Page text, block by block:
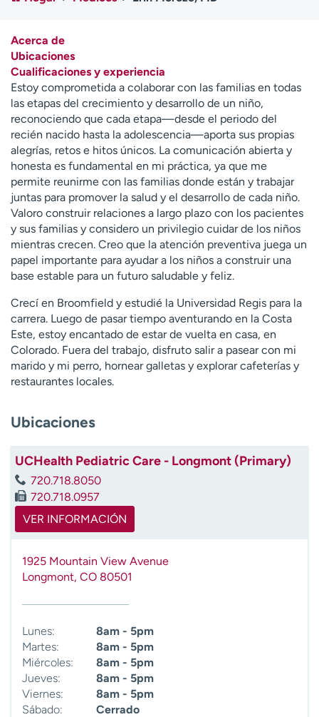
Ready. Set. CO.
Ensayos clínicos
Atención a medios de
comunicación
Contáctenos Noticias e historias
A
y
ú
d
a
m
e
a
e
n
c
o
n
t
r
a
r
Acerca de
Ubicaciones
Cualificaciones y experiencia
Estoy comprometida a colaborar con las familias en todas
las etapas del crecimiento y desarrollo de un niño,
reconociendo que cada etapa—desde el periodo del
recién nacido hasta la adolescencia—aporta sus propias
alegrías, retos e hitos únicos. La comunicación abierta y
honesta es fundamental en mi práctica, ya que me
permite reunirme con las familias donde están y trabajar
juntas para promover la salud y el desarrollo de cada niño.
Valoro construir relaciones a largo plazo con los pacientes
y sus familias y considero un privilegio cuidar de los niños
mientras crecen. Creo que la atención preventiva juega un
papel importante para ayudar a los niños a construir una
base estable para un futuro saludable y feliz.
Crecí en Broomfield y estudié la Universidad Regis para la
carrera. Luego de pasar tiempo aventurando en la Costa
Este, estoy encantado de estar de vuelta en casa, en
Colorado. Fuera del trabajo, disfruto salir a pasear con mi
marido y mi perro, hornear galletas y explorar cafeterías y
restaurantes locales.
Ubicaciones
UCHealth Pediatric Care - Longmont (Primary)
720.718.8050
720.718.0957
VER INFORMACIÓN
1925 Mountain View Avenue
Longmont, CO 80501
Lunes:
8am - 5pm
Martes:
8am - 5pm
Miércoles:
8am - 5pm
Jueves:
8am - 5pm
Viernes:
8am - 5pm
Sábado:
Cerrado